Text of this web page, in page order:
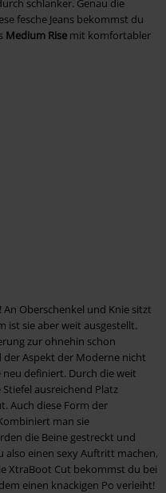
fesche Jeans bekommst du
Medium Rise mit komfortabler
Oberschenkel und Knie sitzt
ist sie aber weit ausgestellt.
zur ohnehin schon
Aspekt der Moderne nicht
definiert. Durch die weit
ausreichend Platz
Auch diese Form der
man sie
die Beine gestreckt und
einen sexy Auftritt machen,
XtraBoot Cut bekommst du bei
einen knackigen Po verleiht!